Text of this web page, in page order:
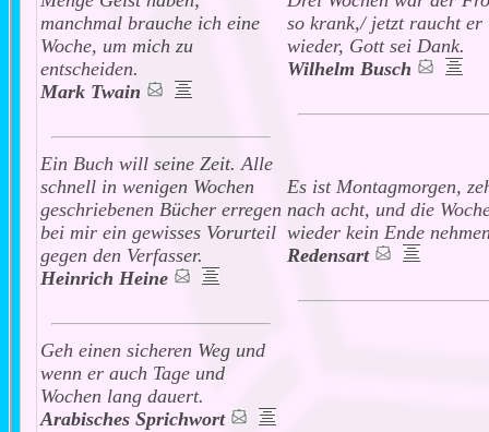
manchmal brauche ich eine
Woche, um mich zu
entscheiden.
Mark Twain
so krank,/ jetzt raucht er
wieder, Gott sei Dank.
Wilhelm Busch
Ein Buch will seine Zeit. Alle
schnell in wenigen Wochen
geschriebenen Bücher erregen
bei mir ein gewisses Vorurteil
gegen den Verfasser.
Heinrich Heine
Es ist Montagmorgen,
nach acht, und die
wieder kein Ende
Redensart
Geh einen sicheren Weg und
wenn er auch Tage und
Wochen lang dauert.
Arabisches Sprichwort